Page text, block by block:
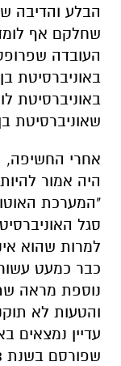
הבלע והדיבה
שחלקם אף
העובדה
באוניברסיטת
שאוניברסיטת
אחרי החשיפה,
היה אמור
"המערכת
סגל
למרות שהוא
כבר כמעט
נוספת מראה
והטעות לא
עדיין נמצאים